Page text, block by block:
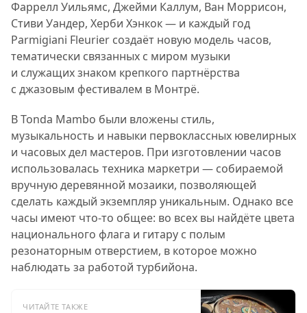
Фаррелл Уильямс, Джейми Каллум, Ван Моррисон,
Стиви Уандер, Херби Хэнкок — и каждый год
Parmigiani Fleurier создаёт новую модель часов,
тематически связанных с миром музыки
и служащих знаком крепкого партнёрства
с джазовым фестивалем в Монтрё.
В Tonda Mambo были вложены стиль,
музыкальность и навыки первоклассных ювелирных
и часовых дел мастеров. При изготовлении часов
использовалась техника маркетри — собираемой
вручную деревянной мозаики, позволяющей
сделать каждый экземпляр уникальным. Однако все
часы имеют что-то общее: во всех вы найдёте цвета
национального флага и гитару с полым
резонаторным отверстием, в которое можно
наблюдать за работой турбийона.
ЧИТАЙТЕ ТАКЖЕ